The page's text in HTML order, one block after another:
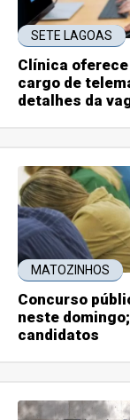
SETE LAGOAS
Clínica
cargo de
detalhes da
MATOZINHOS
Concurso
neste
candidatos